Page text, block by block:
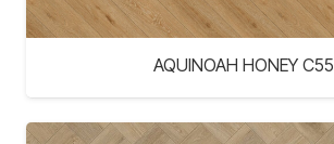
AQUINOAH HONEY C55